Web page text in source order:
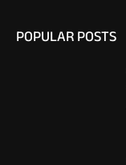
POPULAR POSTS